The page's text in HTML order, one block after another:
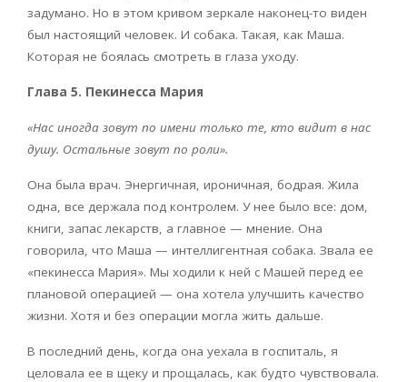
задумано. Но в этом кривом зеркале наконец-то виден
был настоящий человек. И собака. Такая, как Маша.
Которая не боялась смотреть в глаза уходу.
Глава 5. Пекинесса Мария
«Нас иногда зовут по имени только те, кто видит в нас
душу. Остальные зовут по роли».
Она была врач. Энергичная, ироничная, бодрая. Жила
одна, все держала под контролем. У нее было все: дом,
книги, запас лекарств, а главное — мнение. Она
говорила, что Маша — интеллигентная собака. Звала ее
«пекинесса Мария». Мы ходили к ней с Машей перед ее
плановой операцией — она хотела улучшить качество
жизни. Хотя и без операции могла жить дальше.
В последний день, когда она уехала в госпиталь, я
целовала ее в щеку и прощалась, как будто чувствовала.